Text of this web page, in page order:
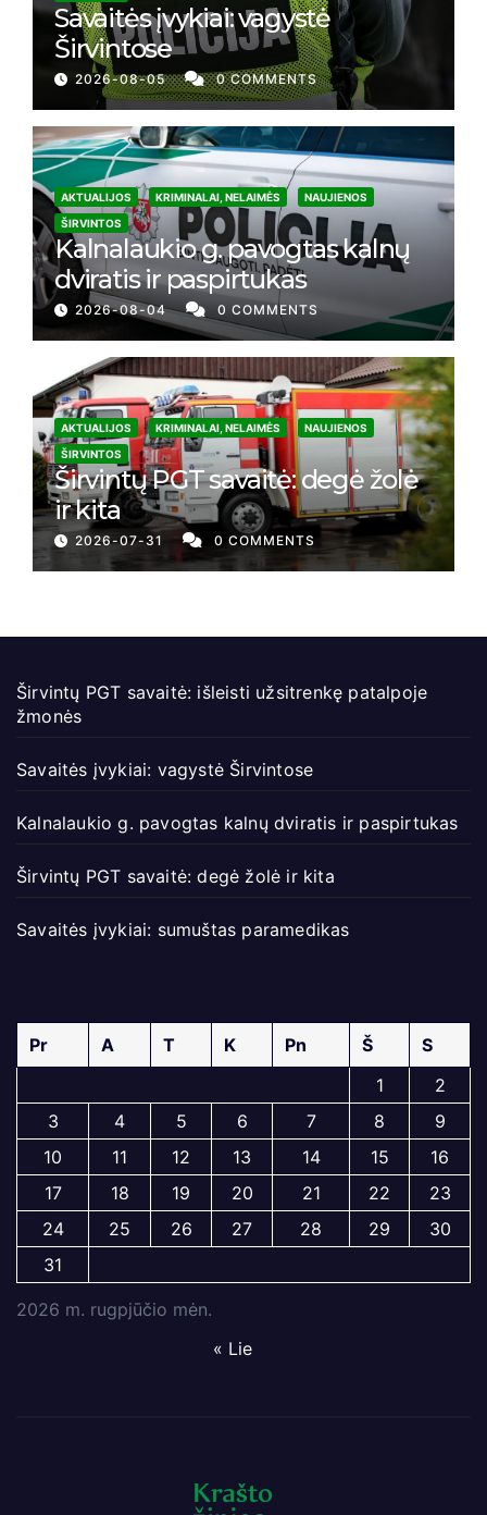
Savaitės įvykiai: vagystė
Širvintose
2026-08-05 0 COMMENTS
AKTUALIJOS KRIMINALAI, NELAIMĖS
NAUJIENOS
ŠIRVINTOS
Kalnalaukio g. pavogtas kalnų
dviratis ir paspirtukas
2026-08-04 0 COMMENTS
AKTUALIJOS KRIMINALAI, NELAIMĖS
NAUJIENOS
ŠIRVINTOS
Širvintų PGT savaitė: degė žolė
ir kita
2026-07-31 0 COMMENTS
Širvintų PGT savaitė: išleisti užsitrenkę patalpoje
žmonės
Savaitės įvykiai: vagystė Širvintose
Kalnalaukio g. pavogtas kalnų dviratis ir paspirtukas
Širvintų PGT savaitė: degė žolė ir kita
Savaitės įvykiai: sumuštas paramedikas
2026 m. rugpjūčio mėn.
Pr A T K Pn Š
S
1
2
3
4 5 6 7 8
9
10
11 12 13 14 15
16
17
18 19 20 21 22
23
24
25 26 27 28 29
30
31
« Lie